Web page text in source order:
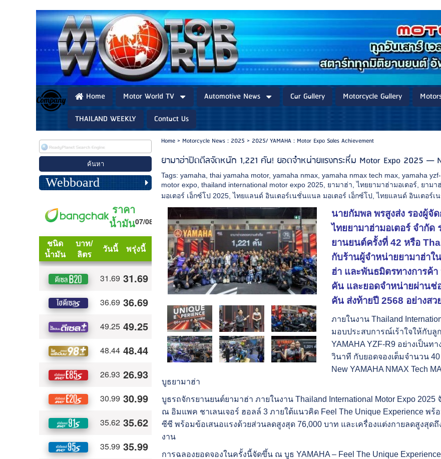
Home Motor World TV Automotive News Car Gallery Motorcycle Gallery
THAILAND WEEKLY
Contact Us
Webboard
Home> Motorcycle News : 2025 > 2025/ YAMAHA : Motor Expo Sales Achievement
ยามาฮ่าปิดดีลจัดหนัก 1,221 คัน! ยอดจำหน่ายแรงกระหึ่ม Motor Expo 2025 —
Tags:yamaha ,thai yamaha motor,yamaha nmax ,yamaha nmax tech max ,yamaha
motor expo ,thailand international motor expo 2025 ยามาฮ่า ,ไทยยามาฮ่ามอเตอร์ ยามา
มอเตอร์ เอ็กซ์โป 2025 ,ไทยแลนด์ อินเตอร์เนชั่นแนล มอเตอร์ เอ็กซ์โป ,ไทยแลนด์ อินเตอร์เ
นายกัมพล พรสูงส่ง รองผู้จั
ไทยยามาฮ่ามอเตอร์ จำกัด
ยานยนต์ครั้งที่ 42 หรือ
กับร้านผู้จำหน่ายยามาฮ่าใ
ฮ่า และพันธมิตรทางการค้
คัน และยอดจำหน่ายผ่านช่
คัน ส่งท้ายปี 2568 อย่างสว
ภายในงาน Thailand
มอบประสบการณ์เร้าใจให้กับลู
YAMAHA YZF-R9 อย่างเป็นท
วินาที กับยอดจองเต็มจำนวน
New YAMAHA NMAX Tech
บูธยามาฮ่า
บูธรถจักรยานยนต์ยามาฮ่า ภายในงาน Thailand International Motor Expo
ณ อิมแพค ชาเลนเจอร์ ฮอลล์ 3 ภายใต้แนวคิด Feel The Unique Experience พ
ซีซี พร้อมข้อเสนอแรงด้วยส่วนลดสูงสุด 76,000 บาท และเครื่องแต่งกายลดสูงสุด
งาน
การฉลองยอดจองในครั้งนี้จัดขึ้น ณ บูธ YAMAHA – Feel The Unique